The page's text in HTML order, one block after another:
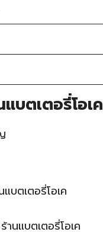
บตเตอรี่โอเค
บตเตอรี่โอเค
นแบตเตอรี่โอเค